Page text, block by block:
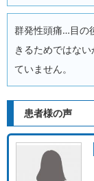
群発性頭痛…目の
きるためではな
ていません
患者様の声